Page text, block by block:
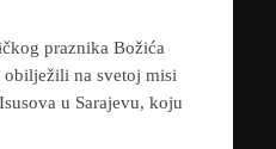
praznika Božića
obilježili na svetoj misi
u Sarajevu, koju